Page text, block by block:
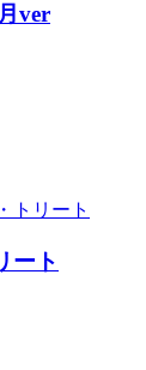
ver
ート